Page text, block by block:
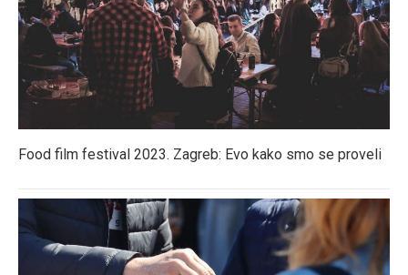
Food film festival 2023. Zagreb: Evo kako smo se proveli